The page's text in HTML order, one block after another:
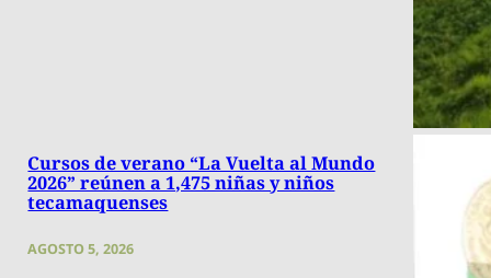
Cursos de verano “La Vuelta al Mundo
2026” reúnen a 1,475 niñas y niños
tecamaquenses
AGOSTO 5, 2026